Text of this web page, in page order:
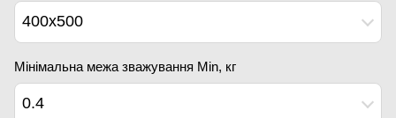
400х500
Мінімальна межа зважування Min, кг
0.4